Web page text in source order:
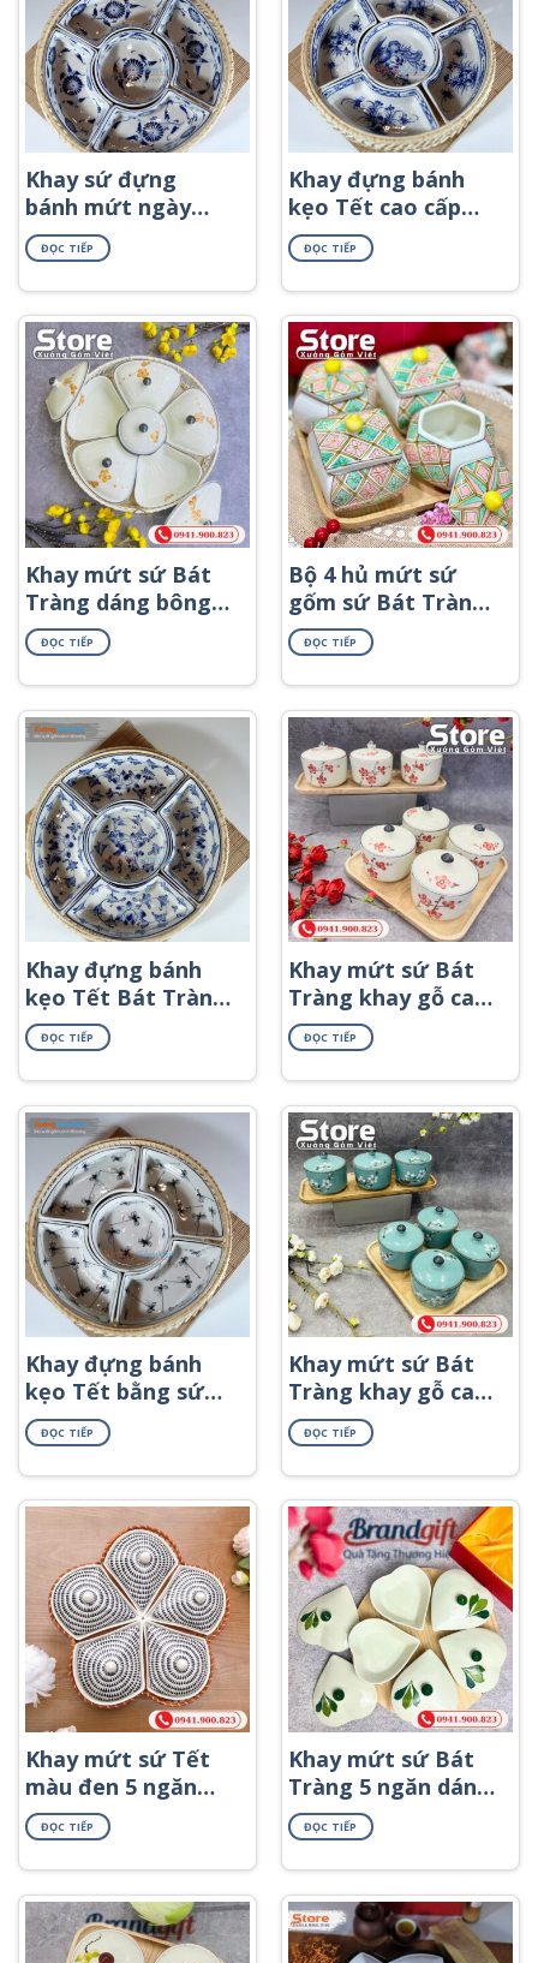
Khay sứ đựng
bánh mứt ngày
Tết KMS-18
ĐỌC TIẾP
Khay đựng bánh
kẹo Tết cao cấp
KMS-11
ĐỌC TIẾP
Khay mứt sứ Bát
Tràng dáng bông
hoa khay mây hạo
tiết hoa đào cam
KMS-31
ĐỌC TIẾP
Bộ 4 hủ mứt sứ
gốm sứ Bát Tràng
họa tiết đa sắc
KMS-50
ĐỌC TIẾP
Khay đựng bánh
kẹo Tết Bát Tràng
KMS-17
ĐỌC TIẾP
Khay mứt sứ Bát
Tràng khay gỗ cao
cấp KMS-34
ĐỌC TIẾP
Khay đựng bánh
kẹo Tết bằng sứ
KMS-10
ĐỌC TIẾP
Khay mứt sứ Bát
Tràng khay gỗ cao
cấp KMS-35
ĐỌC TIẾP
Khay mứt sứ Tết
màu đen 5 ngăn
họa tiết giọt nước
KMS-45
ĐỌC TIẾP
Khay mứt sứ Bát
Tràng 5 ngăn dáng
trái tim khay gỗ
họa tiết lá màu
xanh KMS-67
ĐỌC TIẾP